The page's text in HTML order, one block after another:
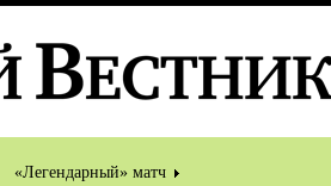
«Легендарный» матч